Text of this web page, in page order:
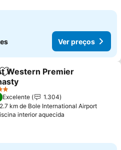
Ver preços
Adicionar aos favoritos
Western Premier
Excelente
1.304
km de Bole International Airport
interior aquecida